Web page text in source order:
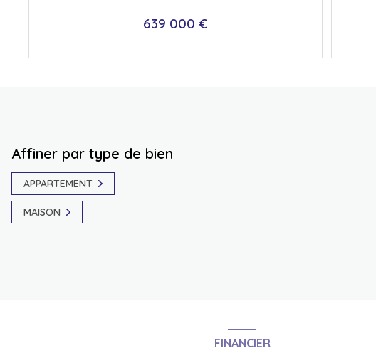
639 000 €
VOIR LE BIEN
Affiner par type de bien
APPARTEMENT
MAISON
FINANCIER